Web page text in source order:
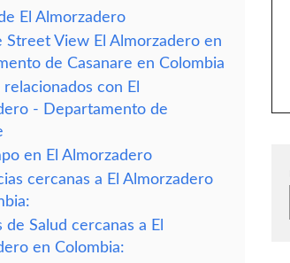
El Almorzadero
Street View El Almorzadero en
de Casanare en Colombia
con El
- Departamento de
en El Almorzadero
cercanas a El Almorzadero
de Salud cercanas a El
en Colombia: